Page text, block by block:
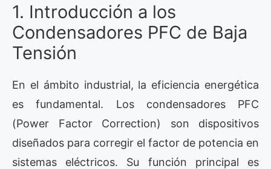
1. Introducción a los
Condensadores PFC de Baja
Tensión
En el ámbito industrial, la eficiencia energética
es fundamental. Los condensadores PFC
(Power Factor Correction) son dispositivos
diseñados para corregir el factor de potencia en
sistemas eléctricos. Su función principal es